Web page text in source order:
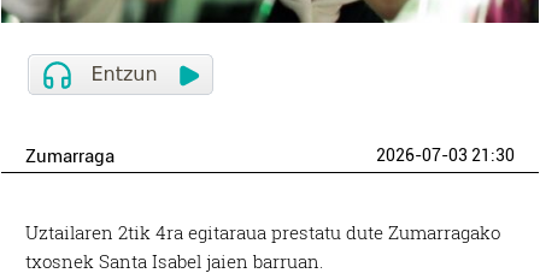
Zumarraga 2026-07-03 21:30
Uztailaren 2tik 4ra egitaraua prestatu dute Zumarragako
txosnek Santa Isabel jaien barruan.